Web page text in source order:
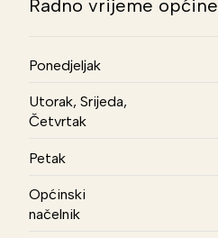
Radno vrijeme općine
Ponedjeljak
Utorak, Srijeda,
Četvrtak
Petak
Općinski
načelnik